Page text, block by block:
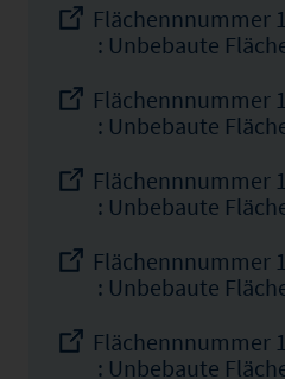
Flächennnummer
: Unbebaute
Flächennnummer
: Unbebaute
Flächennnummer
: Unbebaute
Flächennnummer
: Unbebaute
Flächennnummer
: Unbebaute